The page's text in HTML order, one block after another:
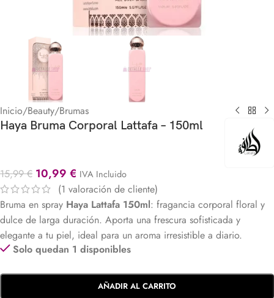
Inicio/Beauty/Brumas
Haya Bruma Corporal Lattafa – 150ml
15,99€ 10,99 € IVA Incluido
(1 valoración de cliente)
Bruma en spray Haya Lattafa 150ml: fragancia corporal floral y
dulce de larga duración. Aporta una frescura sofisticada y
elegante a tu piel, ideal para un aroma irresistible a diario.
Solo quedan 1 disponibles
AÑADIR AL CARRITO